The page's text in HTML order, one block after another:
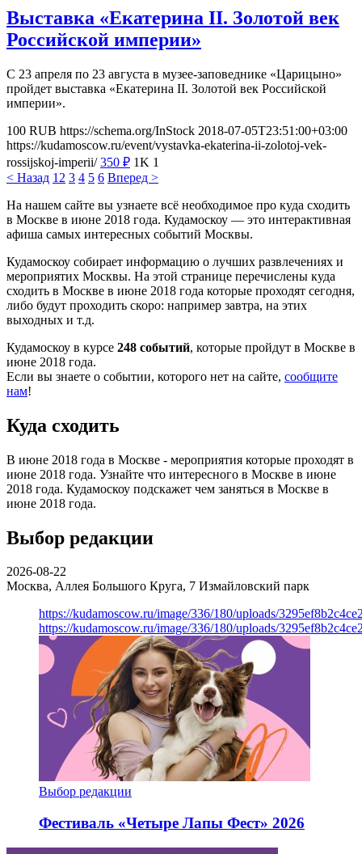
Выставка «Екатерина II. Золотой век
Российской империи»
С 23 апреля по 23 августа в музее-заповеднике «Царицыно»
пройдет выставка «Екатерина II. Золотой век Российской
империи».
100 RUB https://schema.org/InStock 2018-07-05T23:51:00+03:00
https://kudamoscow.ru/event/vystavka-ekaterina-ii-zolotoj-vek-
rossijskoj-imperii/ 350 ₽ 1K 1
< Назад 1 2 3 4 5 6 Вперед >
На нашем сайте вы узнаете всё необходимое про куда сходить
в Москве в июне 2018 года. Кудамоскоу — это интерактивная
афиша самых интересных событий Москвы.
Кудамоскоу собирает информацию о лучших развлечениях и
мероприятих Москвы. На этой странице перечислены куда
сходить в Москве в июне 2018 года которые проходят сегодня,
либо будут проходить скоро: например завтра, на этих
выходных и т.д.
Кудамоскоу в курсе 248 событий, которые пройдут в Москве в
июне 2018 года.
Если вы знаете о событии, которого нет на сайте, сообщите
нам!
Куда сходить
В июне 2018 года в Москве - мероприятия которые проходят в
июне 2018 года. Узнайте что интересного в Москве в июне
2018 года. Кудамоскоу подскажет чем заняться в Москве в
июне 2018 года.
Выбор редакции
2026-08-22
Москва, Аллея Большого Круга, 7 Измайловский парк
https://kudamoscow.ru/image/336/180/uploads/
https://kudamoscow.ru/image/336/180/uploads/
Выбор редакции
Фестиваль «Четыре Лапы Фест» 2026